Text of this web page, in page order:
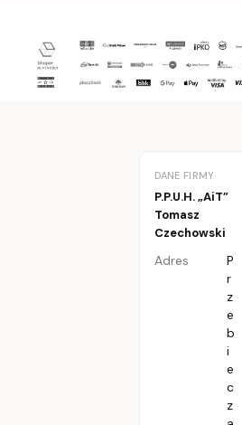
DANE FIRMY
P.P.U.H. „AiT”
Tomasz
Czechowski
Adres
P
r
z
e
b
i
e
c
z